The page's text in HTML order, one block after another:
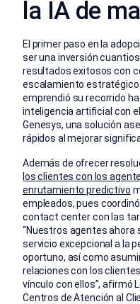
la IA de
El primer paso en la
ser una inversión
resultados exitosos con
escalamiento
emprendió su recorrido
inteligencia artificial con
Genesys, una solución
rápidos al mejorar
Además de ofrecer
los clientes con los
enrutamiento predictivo
empleados, pues
contact center con las
“Nuestros agentes ahora
servicio excepcional a la
oportuno, así como
relaciones con los
vínculo con ellos”, afirmó
Centros de Atención al